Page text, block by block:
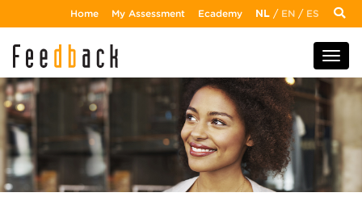
Home My Assessment Ecademy NL / EN / ES